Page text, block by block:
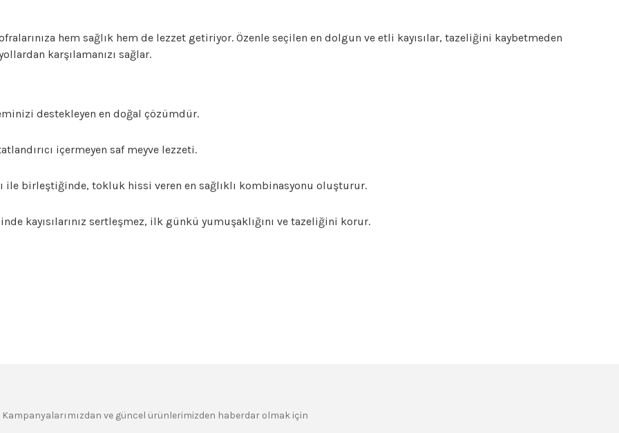
hem sağlık hem de lezzet getiriyor. Özenle seçilen en dolgun ve etli kayısılar, tazeliğini kaybetmeden
karşılamanızı sağlar.
destekleyen en doğal çözümdür.
içermeyen saf meyve lezzeti.
ile birleştiğinde, tokluk hissi veren en sağlıklı kombinasyonu oluşturur.
kayısılarınız sertleşmez, ilk günkü yumuşaklığını ve tazeliğini korur.
Kampanyalarımızdan ve güncel ürünlerimizden haberdar olmak için